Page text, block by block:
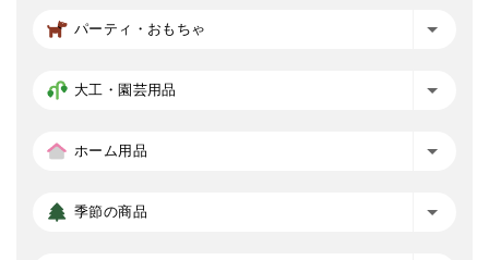
パーティ・おもちゃ
大工・園芸用品
ホーム用品
季節の商品